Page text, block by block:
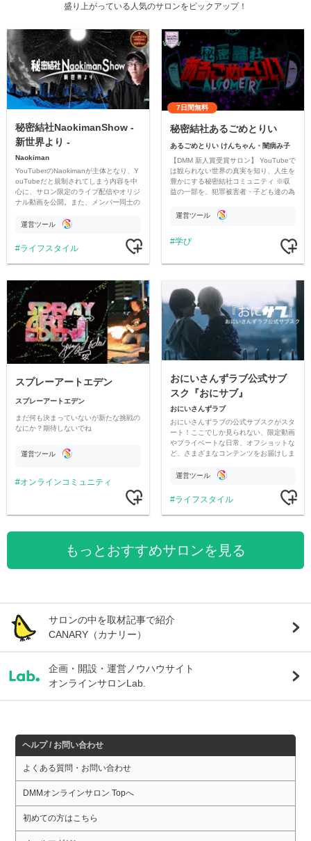
盛り上がっている人気のサロンをピックアップ！
秘密結社NaokimanShow -
新世界より -
Naokiman
YouTuberのNaokimanが主体となり、Y
ouTubeだと規制されてしまう内容を中
心に、サロン限定のライブ配信やオリジ
ナル動画を公開。また、メンバー同士の
ただいています。
運営ツール
ライフスタイル
7日間無料
秘密結社あるごめとりい
あるごめとりい けんちゃん・闇病み子
【DMM 新人賞受賞サロン】 YouTubeで
は観られない世界の真実を知り、人生を
豊かにする秘密結社コミュニティ ※収
益の一部を、犯罪被害者・子ども達の為
す運営ツール
学び
スプレーアートエデン
スプレーアートエデン
まだ何も決まっていないが新たな挑戦の
なにか？期待しないでね
運営ツール
オンラインコミュニティ
おにいさんずラブ公式サブ
スク『おにサブ』
おにいさんずラブ
おにいさんずラブの公式サブスクがスタ
ート！ここでしか見られない、限定動画
やプライベートな日常、オフショットな
ど、さまざまなコンテンツをお届けしま
運営ツール
ライフスタイル
もっとおすすめサロンを見る
サロンの中を取材記事で紹介
CANARY（カナリー）
企画・開設・運営ノウハウサイト
オンラインサロンLab.
ヘルプ / お問い合わせ
よくある質問・お問い合わせ
DMMオンラインサロン Topへ
初めての方はこちら